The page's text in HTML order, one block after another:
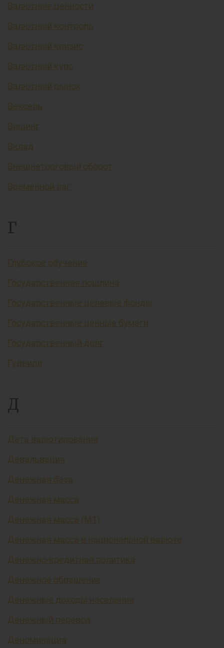
Валютные ценности
Валютный контроль
Валютный кризис
Валютный курс
Валютный рынок
Вексель
Вишинг
Вклад
Внешнеторговый оборот
Временной лаг
Г
Глубокое обучение
Государственная пошлина
Государственные целевые фонды
Государственные ценные бумаги
Государственный долг
Гудвилл
Д
Дата валютирования
Девальвация
Денежная база
Денежная масса
Денежная масса (М1)
Денежная масса в национальной валюте
Денежно-кредитная политика
Денежное обращение
Денежные доходы населения
Денежный перевод
Деноминация